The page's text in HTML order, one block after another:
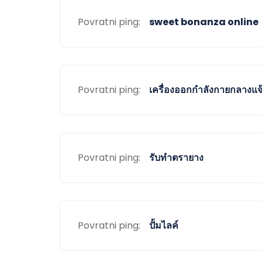
Povratni ping: sweet bonanza online
Povratni ping: เครื่องออกกำลังกายกลางแ
Povratni ping: รับทำตรายาง
Povratni ping: ปั้มไลค์